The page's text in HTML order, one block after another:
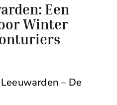
Een
Winter
– De